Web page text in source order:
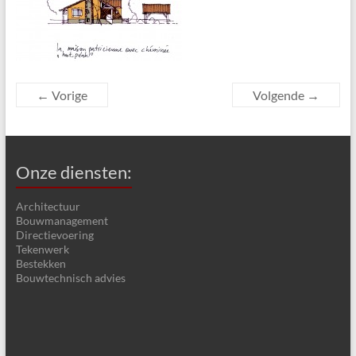
← Vorige Volgende →
Onze diensten:
Architectuur
Bouwmanagement
Directievoering
Tekenwerk
Bestekken
Bouwtechnisch advies